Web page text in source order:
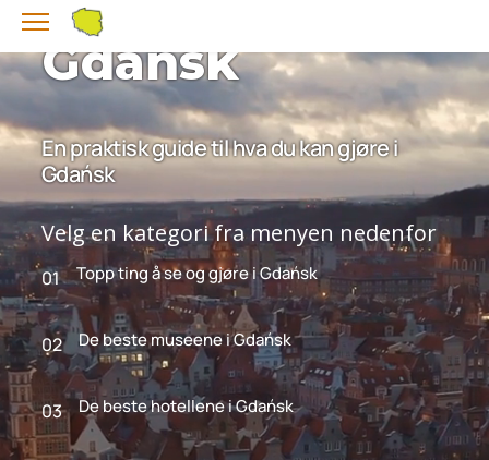
Gdańsk
En praktisk guide til hva du kan gjøre i
Gdańsk
Velg en kategori fra menyen nedenfor
01 Topp ting å se og gjøre i Gdańsk
02 De beste museene i Gdańsk
03 De beste hotellene i Gdańsk